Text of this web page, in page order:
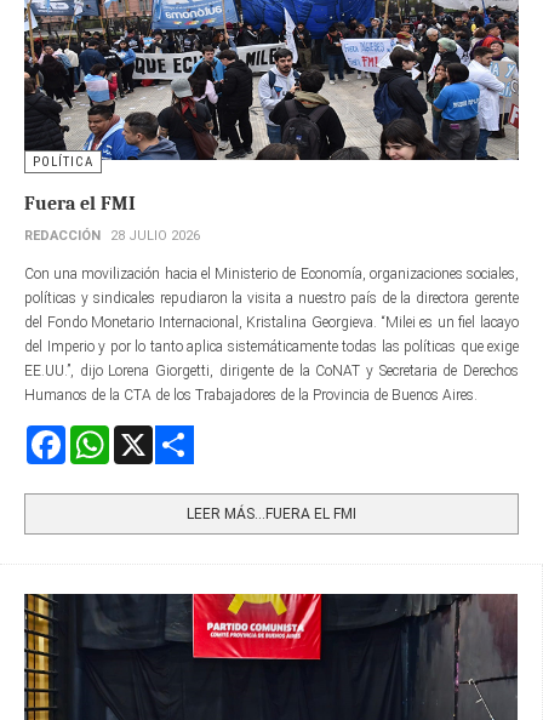
POLÍTICA
Fuera el FMI
REDACCIÓN 28 JULIO 2026
Con una movilización hacia el Ministerio de Economía, organizaciones sociales,
políticas y sindicales repudiaron la visita a nuestro país de la directora gerente​
del Fondo Monetario Internacional, Kristalina Georgieva. “Milei es un fiel lacayo
del Imperio y por lo tanto aplica sistemáticamente todas las políticas que exige
EE.UU.”, dijo Lorena Giorgetti, dirigente de la CoNAT y Secretaria de Derechos
Humanos de la CTA de los Trabajadores de la Provincia de Buenos Aires.
FacebookWhatsApp
LEER MÁS…FUERA EL FMI